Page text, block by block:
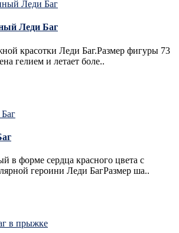
Леди Баг
красотки Леди Баг.Размер фигуры 73
гелием и летает боле..
в форме сердца красного цвета с
героини Леди БагРазмер ша..